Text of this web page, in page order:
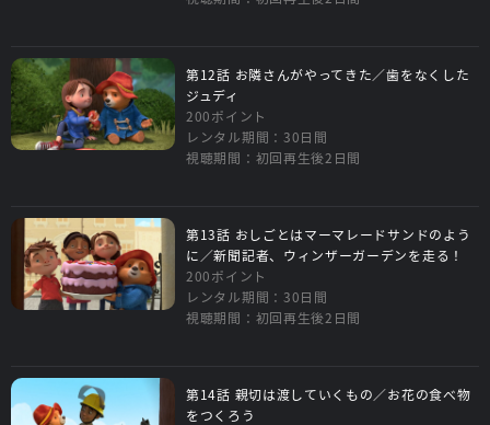
第12話 お隣さんがやってきた／歯をなくした
ジュディ
200ポイント
レンタル期間：30日間
視聴期間：初回再生後2日間
第13話 おしごとはマーマレードサンドのよう
に／新聞記者、ウィンザーガーデンを走る！
200ポイント
レンタル期間：30日間
視聴期間：初回再生後2日間
第14話 親切は渡していくもの／お花の食べ物
をつくろう